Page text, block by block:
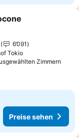
hinzufügen
6’091
Tokio
Zimmern
Preise sehen